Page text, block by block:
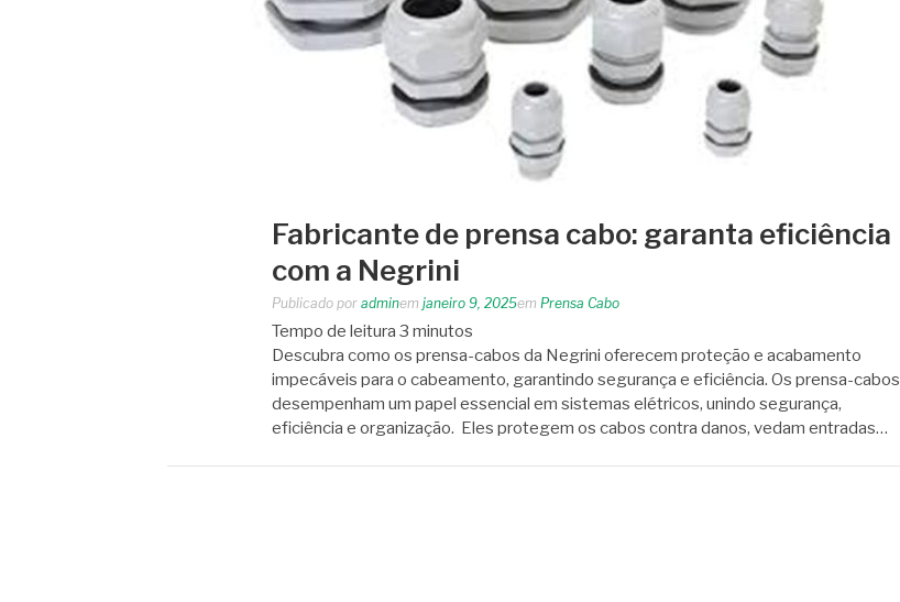
Fabricante de prensa cabo: garanta eficiência
com a Negrini
Publicado por adminem janeiro 9, 2025em Prensa Cabo
Tempo de leitura 3 minutos
Descubra como os prensa-cabos da Negrini oferecem proteção e acabamento
impecáveis para o cabeamento, garantindo segurança e eficiência. Os prensa-cabos
desempenham um papel essencial em sistemas elétricos, unindo segurança,
eficiência e organização. Eles protegem os cabos contra danos, vedam entradas…